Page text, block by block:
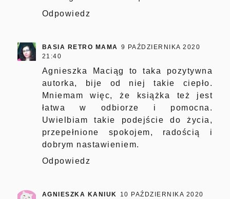
Odpowiedz
BASIA RETRO MAMA
9 PAŹDZIERNIKA 2020
21:40
Agnieszka Maciąg to taka pozytywna
autorka, bije od niej takie ciepło.
Mniemam więc, że książka też jest
łatwa w odbiorze i pomocna.
Uwielbiam takie podejście do życia,
przepełnione spokojem, radością i
dobrym nastawieniem.
Odpowiedz
AGNIESZKA KANIUK
10 PAŹDZIERNIKA 2020